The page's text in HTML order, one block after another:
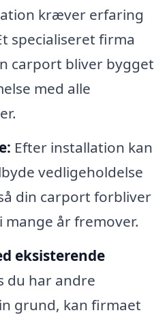
kræver erfaring
specialiseret firma
carport bliver bygget
med alle
Efter installation kan
vedligeholdelse
din carport forbliver
mange år fremover.
eksisterende
du har andre
grund, kan firmaet